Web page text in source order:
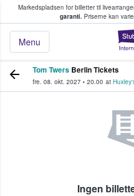
Markedspladsen for billetter til
garanti.Priserne kan
Menu
køber og
Tom Twers Berlin Tickets
fre. 08. okt. 2027 • 20.00 at
Ingen